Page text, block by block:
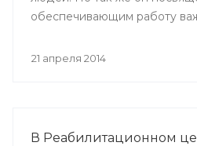
обеспечивающим работу
21 апреля 2014
В Реабилитационном